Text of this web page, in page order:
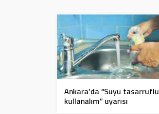
Ankara’da “Suyu tasarruflu
kullanalım” uyarısı